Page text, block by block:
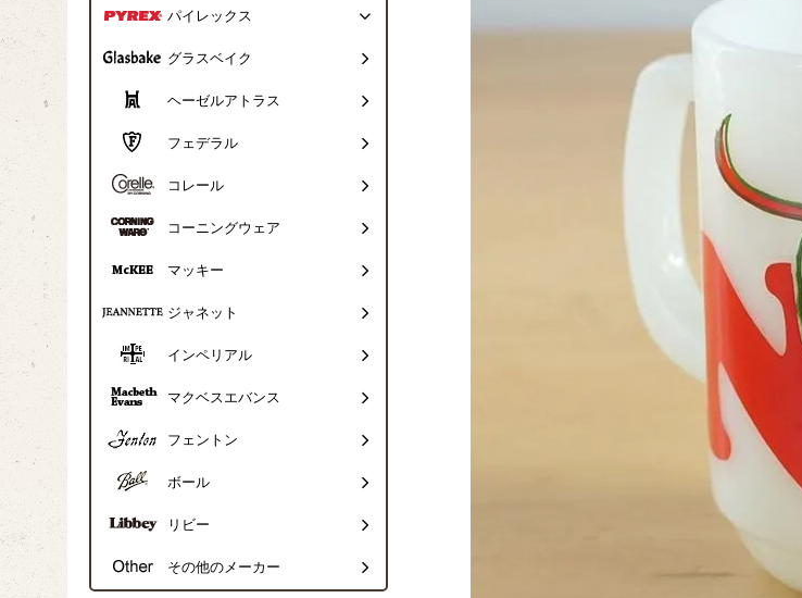
パイレックス
グラスベイク
ヘーゼルアトラス
フェデラル
コレール
コーニングウェア
マッキー
ジャネット
インペリアル
マクベスエバンス
フェントン
ボール
リビー
その他のメーカー